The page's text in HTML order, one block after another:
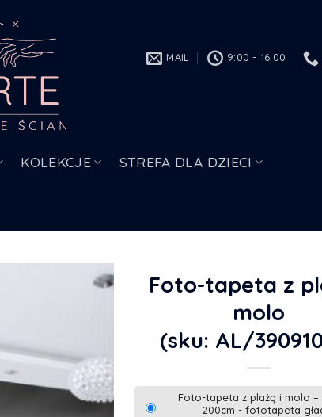
MAIL 9:00 - 16:00
KOLEKCJE STREFA DLA DZIECI
Foto-tapeta z
molo
(sku: AL/
Foto-tapeta z plażą i molo –
200cm - fototapeta